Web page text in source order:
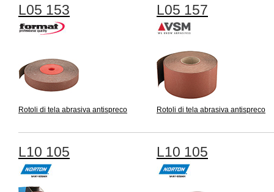
L05 153
Rotoli di tela abrasiva antispreco
L05 157
Rotoli di tela abrasiva antispreco
L10 105 L10 105